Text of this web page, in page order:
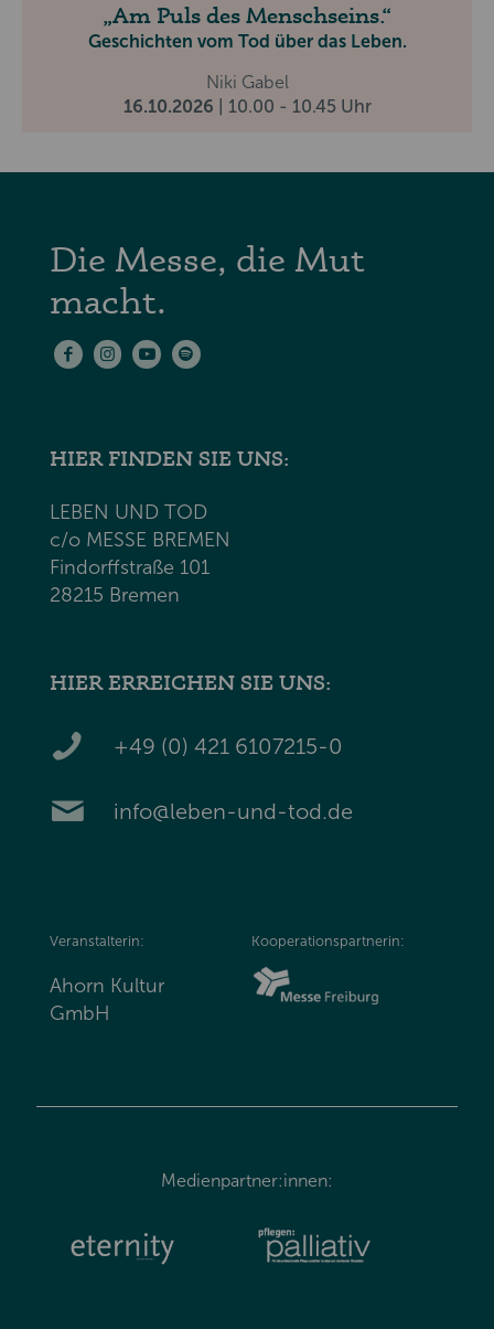
Am Puls des Menschseins.
Geschichten vom Tod über das Leben.
Niki Gabel
16.10.2026
| 10.00 - 10.45 Uhr
Die Messe, die Mut
macht.
HIER FINDEN SIE UNS:
LEBEN UND TOD
c/o MESSE BREMEN
Findorffstraße 101
28215 Bremen
HIER ERREICHEN SIE UNS:
+49 (0) 421 6107215-0
info@leben-und-tod.de
Veranstalterin:
Ahorn Kultur
GmbH
Kooperationspartnerin:
Medienpartner:innen: